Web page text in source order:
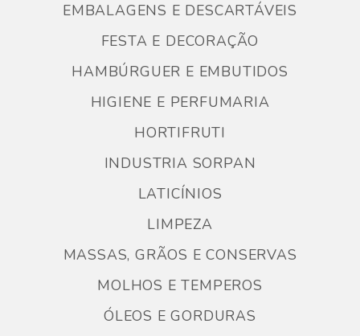
EMBALAGENS E DESCARTÁVEIS
FESTA E DECORAÇÃO
HAMBÚRGUER E EMBUTIDOS
HIGIENE E PERFUMARIA
HORTIFRUTI
INDUSTRIA SORPAN
LATICÍNIOS
LIMPEZA
MASSAS, GRÃOS E CONSERVAS
MOLHOS E TEMPEROS
ÓLEOS E GORDURAS